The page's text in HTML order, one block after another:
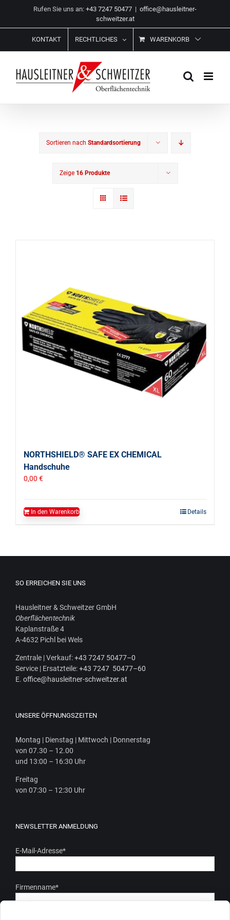
springen
Rufen Sie uns an: +43 7247 50477 | office@hausleitner-
schweitzer.at
KONTAKT RECHTLICHES WARENKORB
Sortieren nach Standardsortierung
Zeige 16 Produkte
NORTHSHIELD® SAFE EX CHEMICAL
Handschuhe
0,00 €
In den Warenkorb Details
SO ERREICHEN SIE UNS
Haus­leit­ner & Schweit­zer GmbH
Ober­flä­chen­tech­nik
Kaplan­stra­ße 4
A‑4632 Pichl bei Wels
Zen­tra­le | Ver­kauf:+43 7247 50477–0
Ser­vice | Ersatz­tei­le:+43 7247 50477–60
E. office@hausleitner-schweitzer.at
UNSERE ÖFFNUNGSZEITEN
Mon­tag | Diens­tag | Mitt­woch | Donnerstag
von 07.30 – 12.00
und 13:00 – 16:30 Uhr
Frei­tag
von 07:30 – 12:30 Uhr
NEWSLETTER ANMELDUNG
E-Mail-Adresse*
Firmenname*